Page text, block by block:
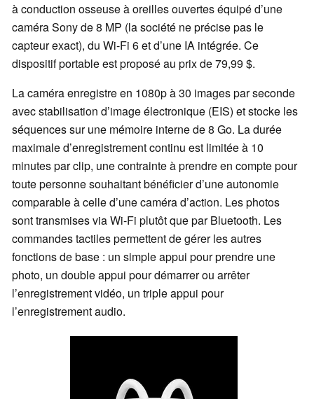
à conduction osseuse à oreilles ouvertes équipé d’une
caméra Sony de 8 MP (la société ne précise pas le
capteur exact), du Wi-Fi 6 et d’une IA intégrée. Ce
dispositif portable est proposé au prix de 79,99 $.
La caméra enregistre en 1080p à 30 images par seconde
avec stabilisation d’image électronique (EIS) et stocke les
séquences sur une mémoire interne de 8 Go. La durée
maximale d’enregistrement continu est limitée à 10
minutes par clip, une contrainte à prendre en compte pour
toute personne souhaitant bénéficier d’une autonomie
comparable à celle d’une caméra d’action. Les photos
sont transmises via Wi-Fi plutôt que par Bluetooth. Les
commandes tactiles permettent de gérer les autres
fonctions de base : un simple appui pour prendre une
photo, un double appui pour démarrer ou arrêter
l’enregistrement vidéo, un triple appui pour
l’enregistrement audio.